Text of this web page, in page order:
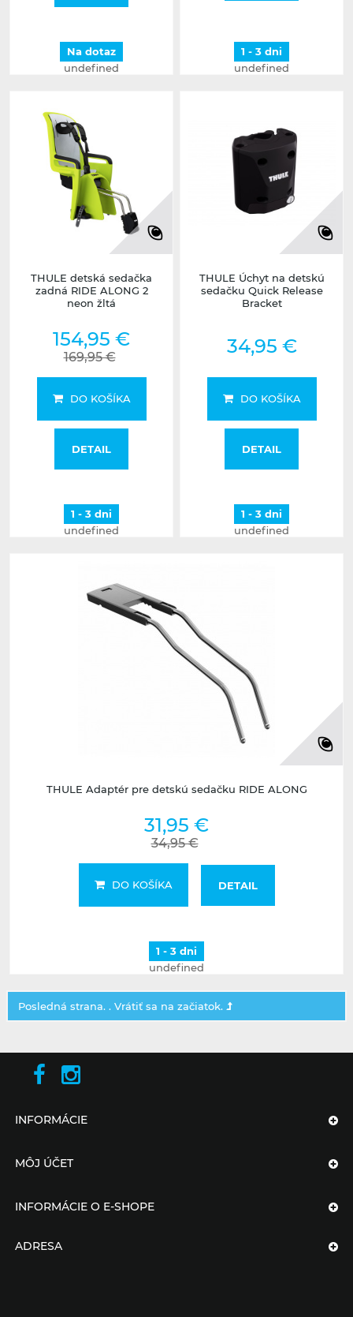
Na dotaz
undefined
1 - 3 dni
undefined
THULE detská sedačka
zadná RIDE ALONG 2
neon žltá
154,95 €
169,95 €
DO KOŠÍKA
DETAIL
1 - 3 dni
undefined
THULE Úchyt na detskú
sedačku Quick Release
Bracket
34,95 €
DO KOŠÍKA
DETAIL
1 - 3 dni
undefined
THULE Adaptér pre detskú sedačku RIDE ALONG
31,95 €
34,95 €
DO KOŠÍKA DETAIL
1 - 3 dni
undefined
Posledná strana. . Vrátiť sa na začiatok.
INFORMÁCIE
MÔJ ÚČET
INFORMÁCIE O E-SHOPE
ADRESA